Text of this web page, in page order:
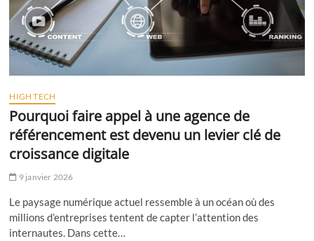
HIGH TECH
Pourquoi faire appel à une agence de
référencement est devenu un levier clé de
croissance digitale
9 janvier 2026
Le paysage numérique actuel ressemble à un océan où des
millions d’entreprises tentent de capter l’attention des
internautes. Dans cette…